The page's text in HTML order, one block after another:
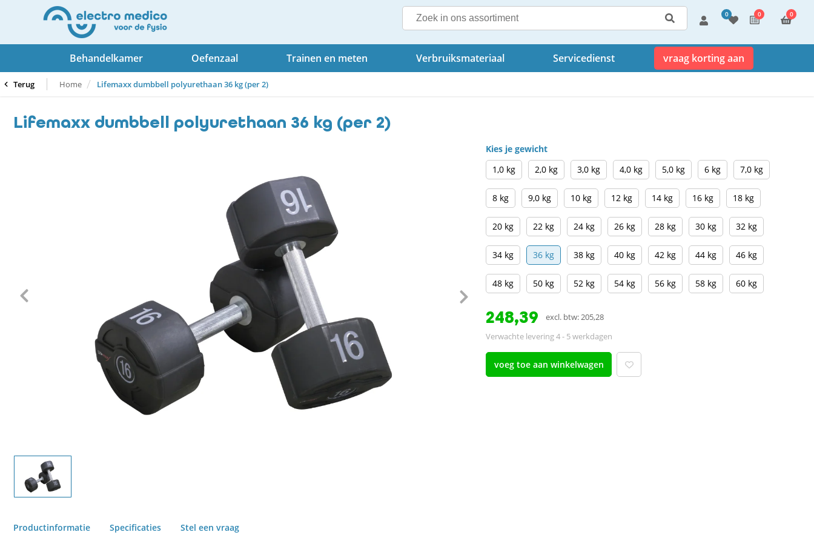
0 0 0
Behandelkamer Oefenzaal Trainen en meten Verbruiksmateriaal Servicedienst vraag korting aan
Terug Home Lifemaxx dumbbell polyurethaan 36 kg (per 2)
Lifemaxx dumbbell polyurethaan 36 kg (per 2)
Kies je gewicht
1,0 kg
2,0 kg 3,0 kg 4,0 kg 5,0 kg 6 kg 7,0 kg
8 kg 9,0 kg 10 kg 12 kg 14 kg 16 kg 18 kg
20 kg 22 kg 24 kg 26 kg 28 kg 30 kg 32 kg
34 kg 36 kg 38 kg 40 kg 42 kg 44 kg 46 kg
48 kg 50 kg 52 kg 54 kg 56 kg 58 kg 60 kg
248,39
excl. btw: 205,28
Verwachte levering 4 - 5 werkdagen
voeg toe aan winkelwagen
Productinformatie Specificaties Stel een vraag